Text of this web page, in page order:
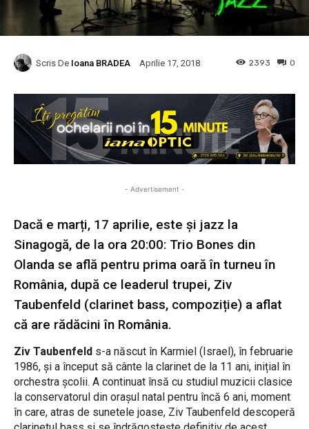
Scris De Ioana BRADEA Aprilie 17, 2018 0
2393
- Advertisement -
Dacă e marți, 17 aprilie, este și jazz la
Sinagogă, de la ora 20:00: Trio Bones din
Olanda se află pentru prima oară în turneu în
România, după ce leaderul trupei, Ziv
Taubenfeld (clarinet bass, compoziție) a aflat
că are rădăcini în România.
Ziv Taubenfeld s-a născut în Karmiel (Israel), în februarie
1986, și a început să cânte la clarinet de la 11 ani, inițial în
orchestra școlii. A continuat însă cu studiul muzicii clasice
la conservatorul din orașul natal pentru încă 6 ani, moment
în care, atras de sunetele joase, Ziv Taubenfeld descoperă